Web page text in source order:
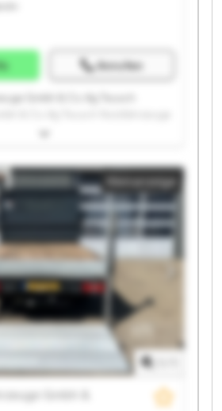
Anrufen
Nutzfahrzeuge Gmbh & Co. Kg
& Co. Kg Teusch Nutzfahrzeuge
Nutzfahrzeuge Gmbh & Co. Kg
Gmbh & Co. Kg Teusch
& Co. Kg Teusch Nutzfahrzeuge
Nutzfahrzeuge Gmbh & Co. Kg
Gmbh & Co. Kg Teusch
& Co. Kg Teusch Nutzfahrzeuge
Nutzfahrzeuge Gmbh & Co. Kg
Gmbh & Co. Kg Teusch
& Co. Kg Teusch Nutzfahrzeuge
Nutzfahrzeuge Gmbh & Co. Kg
Kleinanzeige
Gmbh &